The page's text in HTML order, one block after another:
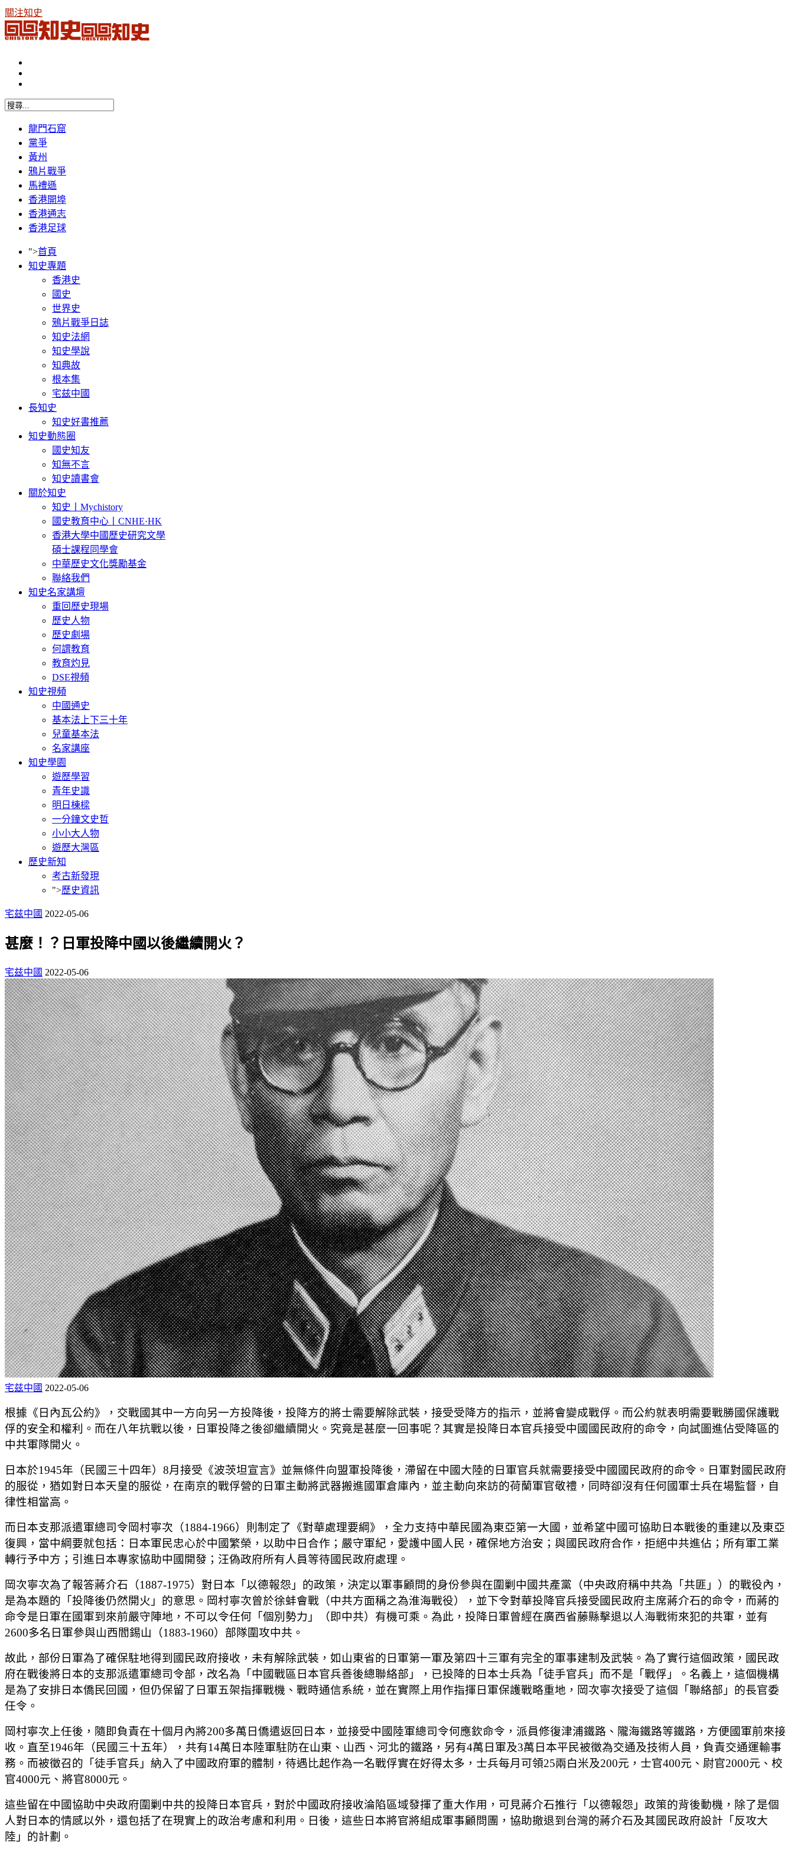
關注知史
龍門石窟
黨爭
黃州
鴉片戰爭
馬禮遜
香港開埠
香港通志
香港足球
">首頁
知史專題
香港史
國史
世界史
鴉片戰爭日誌
知史法網
知史學說
知典故
根本集
宅兹中國
長知史
知史好書推薦
知史動態圈
國史知友
知無不言
知史讀書會
關於知史
知史丨Mychistory
國史教育中心丨CNHE·HK
香港大學中國歷史研究文學
碩士課程同學會
中華歷史文化獎勵基金
聯絡我們
知史名家講壇
重回歷史現場
歷史人物
歷史劇場
何謂教育
教育灼見
DSE視頻
知史視頻
中國通史
基本法上下三十年
兒童基本法
名家講座
知史學園
遊歷學習
青年史識
明日棟樑
一分鐘文史哲
小小大人物
遊歷大灣區
歷史新知
考古新發現
">歷史資訊
宅兹中國 2022-05-06
甚麼！？日軍投降中國以後繼續開火？
宅兹中國 2022-05-06
宅兹中國 2022-05-06
根據《日內瓦公約》，交戰國其中一方向另一方投降後，投降方的將士需要解除武裝，接受受降方的指示，並將會變成戰俘。而公約就表明需要戰勝國保護戰
俘的安全和權利。而在八年抗戰以後，日軍投降之後卻繼續開火。究竟是甚麼一回事呢？其實是投降日本官兵接受中國國民政府的命令，向試圖進佔受降區的
中共軍隊開火。
日本於1945年（民國三十四年）8月接受《波茨坦宣言》並無條件向盟軍投降後，滯留在中國大陸的日軍官兵就需要接受中國國民政府的命令。日軍對國民政府
的服從，猶如對日本天皇的服從，在南京的戰俘營的日軍主動將武器搬進國軍倉庫內，並主動向來訪的荷蘭軍官敬禮，同時卻沒有任何國軍士兵在場監督，自
律性相當高。
而日本支那派遣軍總司令岡村寧次（1884-1966）則制定了《對華處理要綱》，全力支持中華民國為東亞第一大國，並希望中國可協助日本戰後的重建以及東亞
復興，當中綱要就包括：日本軍民忠心於中國繁榮，以助中日合作；嚴守軍紀，愛護中國人民，確保地方治安；與國民政府合作，拒絕中共進佔；所有軍工業
轉行予中方；引進日本專家協助中國開發；汪偽政府所有人員等待國民政府處理。
岡次寧次為了報答蔣介石（1887-1975）對日本「以德報怨」的政策，決定以軍事顧問的身份參與在圍剿中國共產黨（中央政府稱中共為「共匪」）的戰役內，
是為本題的「投降後仍然開火」的意思。岡村寧次曾於徐蚌會戰（中共方面稱之為淮海戰役），並下令對華投降官兵接受國民政府主席蔣介石的命令，而蔣的
命令是日軍在國軍到來前嚴守陣地，不可以令任何「個別勢力」（即中共）有機可乘。為此，投降日軍曾經在廣西省藤縣擊退以人海戰術來犯的共軍，並有
2600多名日軍參與山西閻錫山（1883-1960）部隊圍攻中共。
故此，部份日軍為了確保駐地得到國民政府接收，未有解除武裝，如山東省的日軍第一軍及第四十三軍有完全的軍事建制及武裝。為了實行這個政策，國民政
府在戰後將日本的支那派遣軍總司令部，改名為「中國戰區日本官兵善後總聯絡部」，已投降的日本士兵為「徒手官兵」而不是「戰俘」。名義上，這個機構
是為了安排日本僑民回國，但仍保留了日軍五架指揮戰機、戰時通信系統，並在實際上用作指揮日軍保護戰略重地，岡次寧次接受了這個「聯絡部」的長官委
任令。
岡村寧次上任後，隨即負責在十個月內將200多萬日僑遣返回日本，並接受中國陸軍總司令何應欽命令，派員修復津浦鐵路、隴海鐵路等鐵路，方便國軍前來接
收。直至1946年（民國三十五年），共有14萬日本陸軍駐防在山東、山西、河北的鐵路，另有4萬日軍及3萬日本平民被徵為交通及技術人員，負責交通運輸事
務。而被徵召的「徒手官兵」納入了中國政府軍的體制，待遇比起作為一名戰俘實在好得太多，士兵每月可領25兩白米及200元，士官400元、尉官2000元、校
官4000元、將官8000元。
這些留在中國協助中央政府圍剿中共的投降日本官兵，對於中國政府接收淪陷區域發揮了重大作用，可見蔣介石推行「以德報怨」政策的背後動機，除了是個
人對日本的情感以外，還包括了在現實上的政治考慮和利用。日後，這些日本將官將組成軍事顧問團，協助撤退到台灣的蔣介石及其國民政府設計「反攻大
陸」的計劃。